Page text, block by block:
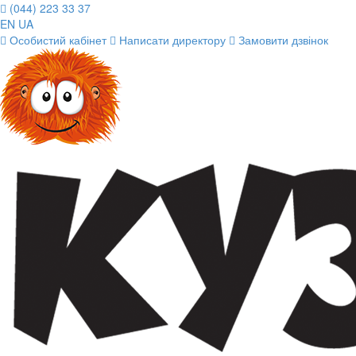
(044) 223 33 37
EN UA
Особистий кабінет
Написати директору Замовити дзвінок